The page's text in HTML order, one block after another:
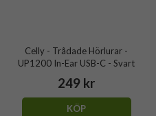
Celly - Trådade Hörlurar -
UP1200 In-Ear USB-C - Svart
249 kr
KÖP